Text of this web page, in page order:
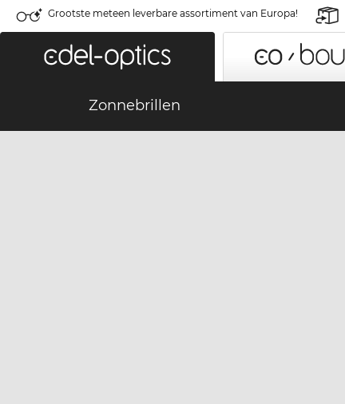
Grootste meteen leverbare assortiment van Europa!
Zonnebrillen